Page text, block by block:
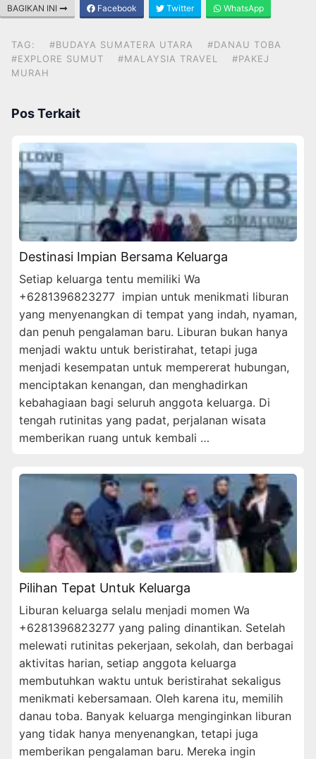
BAGIKAN INI Facebook Twitter WhatsApp
TAG: #BUDAYA SUMATERA UTARA
#DANAU TOBA
#EXPLORE SUMUT
#MALAYSIA TRAVEL
#PAKEJ
MURAH
Pos Terkait
Destinasi Impian Bersama Keluarga
Setiap keluarga tentu memiliki Wa
+6281396823277 impian untuk menikmati liburan
yang menyenangkan di tempat yang indah, nyaman,
dan penuh pengalaman baru. Liburan bukan hanya
menjadi waktu untuk beristirahat, tetapi juga
menjadi kesempatan untuk mempererat hubungan,
menciptakan kenangan, dan menghadirkan
kebahagiaan bagi seluruh anggota keluarga. Di
tengah rutinitas yang padat, perjalanan wisata
memberikan ruang untuk kembali …
Pilihan Tepat Untuk Keluarga
Liburan keluarga selalu menjadi momen Wa
+6281396823277 yang paling dinantikan. Setelah
melewati rutinitas pekerjaan, sekolah, dan berbagai
aktivitas harian, setiap anggota keluarga
membutuhkan waktu untuk beristirahat sekaligus
menikmati kebersamaan. Oleh karena itu, memilih
danau toba. Banyak keluarga menginginkan liburan
yang tidak hanya menyenangkan, tetapi juga
memberikan pengalaman baru. Mereka ingin